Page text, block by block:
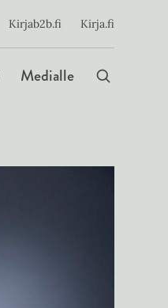
Kirjab2b.fi Kirja.fi
Medialle